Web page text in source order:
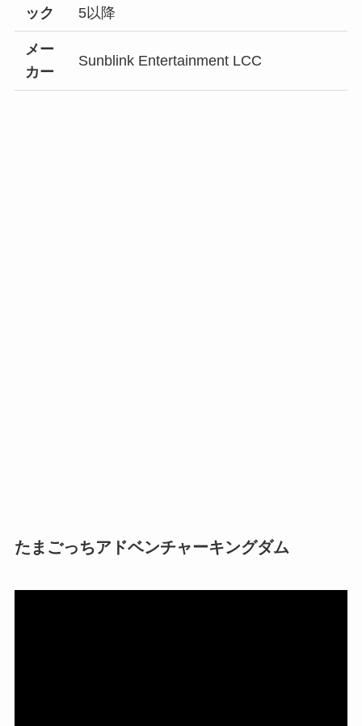
ック
5以降
メー
カー
Sunblink Entertainment LCC
たまごっちアドベンチャーキングダム